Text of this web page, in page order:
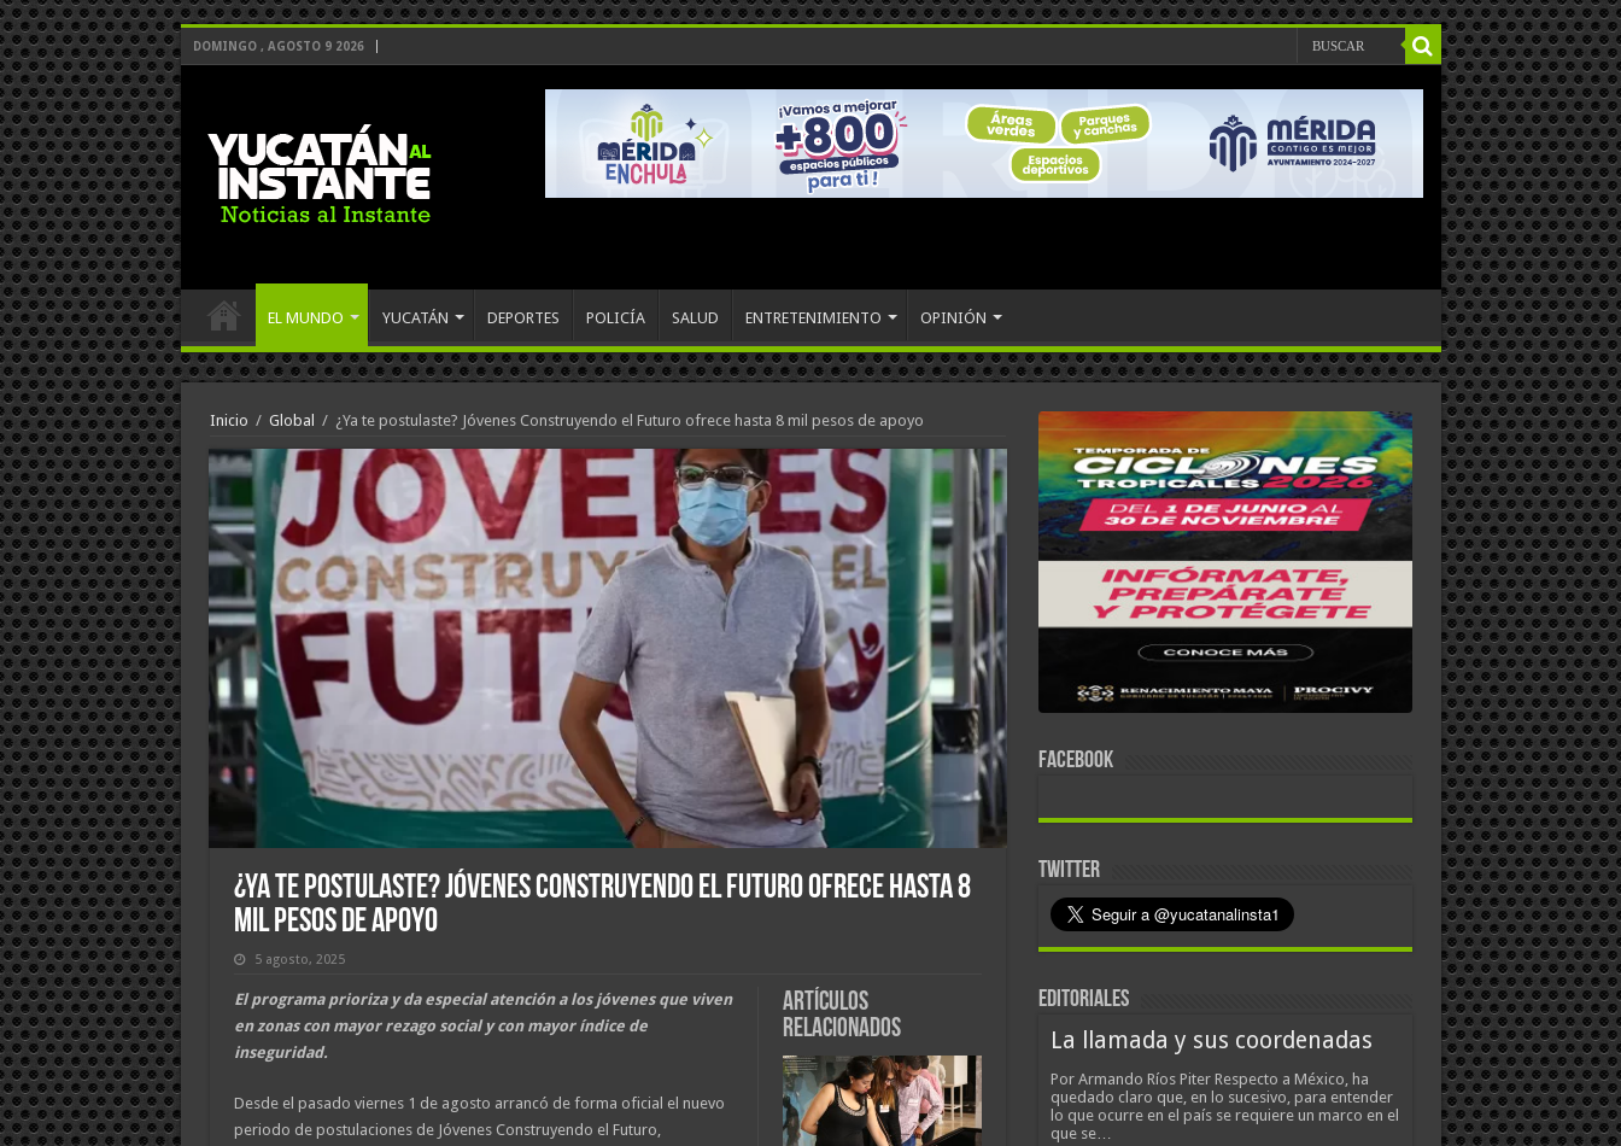
DOMINGO , AGOSTO 9 2026
EL MUNDO YUCATÁN DEPORTES POLICÍA SALUD ENTRETENIMIENTO OPINIÓN
Inicio / Global / ¿Ya te postulaste? Jóvenes Construyendo el Futuro ofrece hasta 8 mil pesos de apoyo
¿Ya te postulaste? Jóvenes Construyendo el Futuro ofrece hasta 8
mil pesos de apoyo
5 agosto, 2025
Artículos
relacionados
El programa prioriza y da especial atención a los jóvenes que viven
en zonas con mayor rezago social y con mayor índice de
inseguridad.
Desde el pasado viernes 1 de agosto arrancó de forma oficial el nuevo
periodo de postulaciones de Jóvenes Construyendo el Futuro,
FACEBOOK
TWITTER
EDITORIALES
La llamada y sus coordenadas
Por Armando Ríos Piter Respecto a México, ha
quedado claro que, en lo sucesivo, para entender
lo que ocurre en el país se requiere un marco en el
que se…